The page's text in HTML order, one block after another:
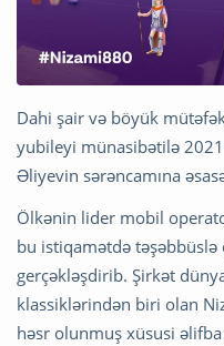
Dahi şair və böyük
yubileyi münasibətilə
Əliyevin sərəncamına
Ölkənin lider mobil
bu istiqamətdə təşəbbüslə
gerçəkləşdirib. Şirkət
klassiklərindən biri olan
həsr olunmuş xüsusi əlifba